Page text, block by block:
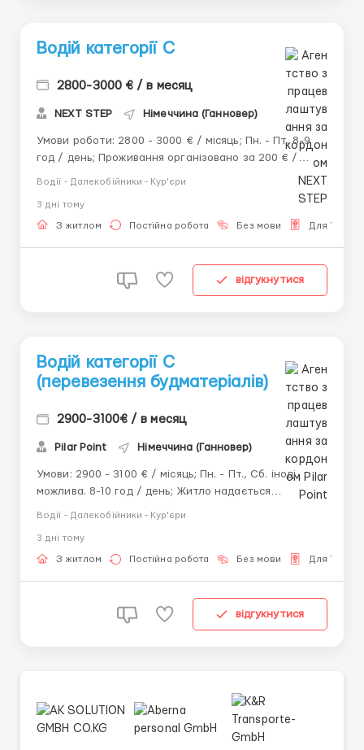
Водій категорії C
2800-3000 € / в месяц
NEXT STEP Німеччина (Ганновер)
Умови роботи: 2800 - 3000 € / місяць; Пн. - Пт. 8-9
год / день; Проживання організовано за 200 € /
будівельними об'єктами; Керування вантажним
автомобілем категорії C з крюковою системою (Hook
Водії - Далекобійники - Кур'єри
3 днi тому
З житлом Постійна робота Без мови Для
відгукнутися
Водій категорії C
(перевезення будматеріалів)
2900-3100€ / в месяц
Pilar Point Німеччина (Ганновер)
Умови: 2900 - 3100 € / місяць; Пн. - Пт., Сб. іноді
можлива. 8-10 год / день; Житло надається
безкоштовно / платно. Вимоги: Досвід не менше 1-го
робоча віза / Карта побуту / Паспорт ЄС / UKR
PESEL. Обов'язки: Перевезення будівельних ма...
Водії - Далекобійники - Кур'єри
3 днi тому
З житлом Постійна робота Без мови Для
відгукнутися